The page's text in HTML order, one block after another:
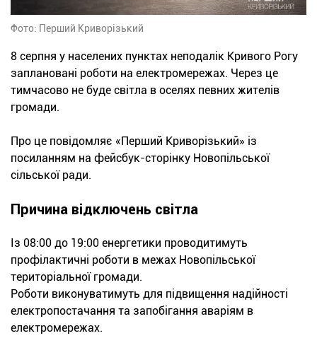
Фото: Перший Криворізький
8 серпня у населених пунктах неподалік Кривого Рогу
заплановані роботи на електромережах. Через це
тимчасово не буде світла в оселях певних жителів
громади.
Про це повідомляє «Перший Криворізький» із
посиланням на фейсбук-сторінку Новопільської
сільської ради.
Причина відключень світла
Із 08:00 до 19:00 енергетики проводитимуть
профілактичні роботи в межах Новопільської
територіальної громади.
Роботи виконуватимуть для підвищення надійності
електропостачання та запобігання аваріям в
електромережах.